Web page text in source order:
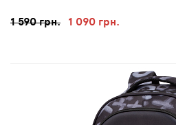
1 590 грн. 1 090 грн.